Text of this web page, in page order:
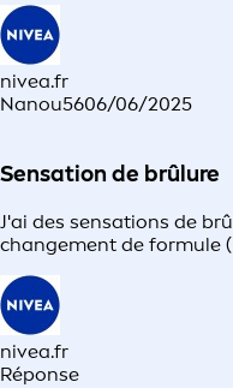
nivea.fr
Nanou5606/06/2025
Sensation de brûlure
J'ai des sensations de
changement de formule
nivea.fr
Réponse